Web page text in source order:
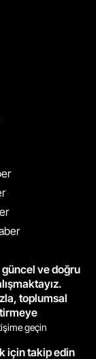
ve doğru
toplumsal
geçin
için takip edin